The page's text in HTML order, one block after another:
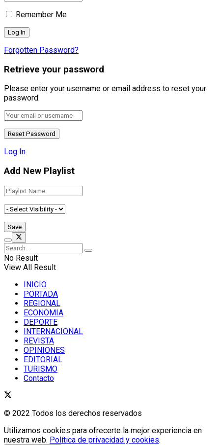
Remember Me
Forgotten Password?
Retrieve your password
Please enter your username or email address to reset your
password.
Log In
Add New Playlist
No Result
View All Result
INICIO
PORTADA
REGIONAL
ECONOMIA
DEPORTE
INTERNACIONAL
REVISTA
OPINIONES
EDITORIAL
TURISMO
Contacto
© 2022 Todos los derechos reservados
Utilizamos cookies para ofrecerte la mejor experiencia en
nuestra web. Política de privacidad y cookies.